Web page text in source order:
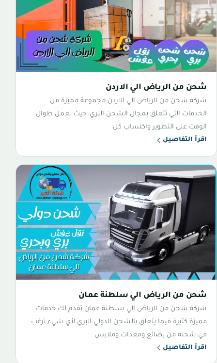
شحن من الرياض الي الاردن
شركة شحن من الرياض الي الاردن مجموعة مميزة من
الخدمات التي تتعلق بمجال الشحن البري، حيث تعمل طوال
الوقت على التطوير واكتساب كل
اقرأ التفاصيل
شحن من الرياض الي سلطنة عمان
شركة شحن من الرياض الي سلطنة عمان تقدم لك خدمات
مميزة كثيرة فيما يتعلق بالشحن الدولي البري لأي شيء ترغب
في شحنه من بضائع ومعدات وملابس
اقرأ التفاصيل